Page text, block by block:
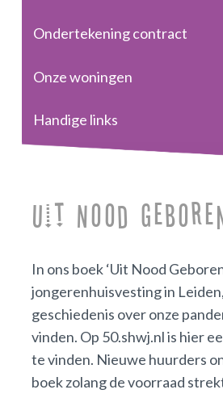
Ondertekening contract
Onze woningen
Handige links
Uit Nood
In ons boek ‘Uit Nood
jongerenhuisvesting in
geschiedenis over onze
vinden. Op 50.shwj.nl is hier
te vinden. Nieuwe huurders
boek zolang de voorraad